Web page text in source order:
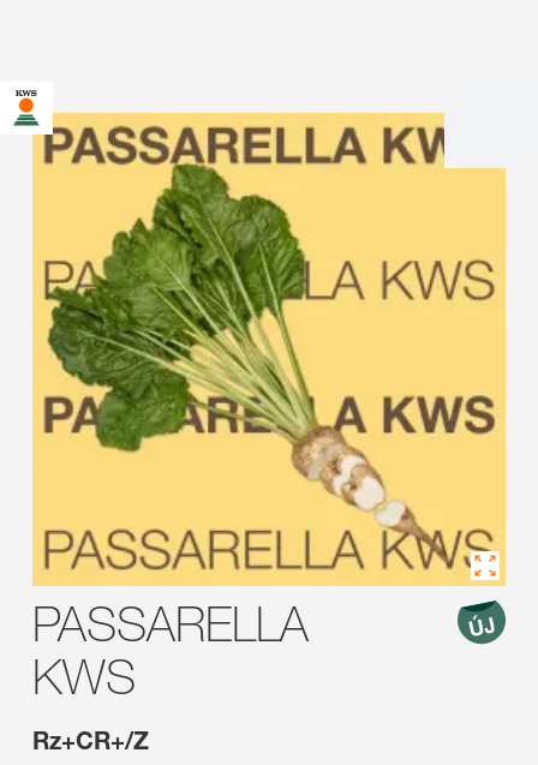
PASSARELLA
KWS
Rz+CR+/Z